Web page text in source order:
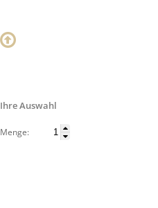
Ihre Auswahl
Menge: